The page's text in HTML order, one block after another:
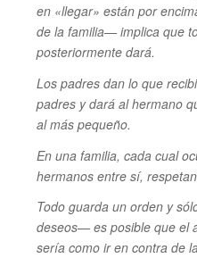
en «llegar» están por
de la familia— implica que
posteriormente dará.
Los padres dan lo que
padres y dará al hermano
al más pequeño.
En una familia, cada cual
hermanos entre sí,
Todo guarda un orden y
deseos— es posible que el
sería como ir en contra de